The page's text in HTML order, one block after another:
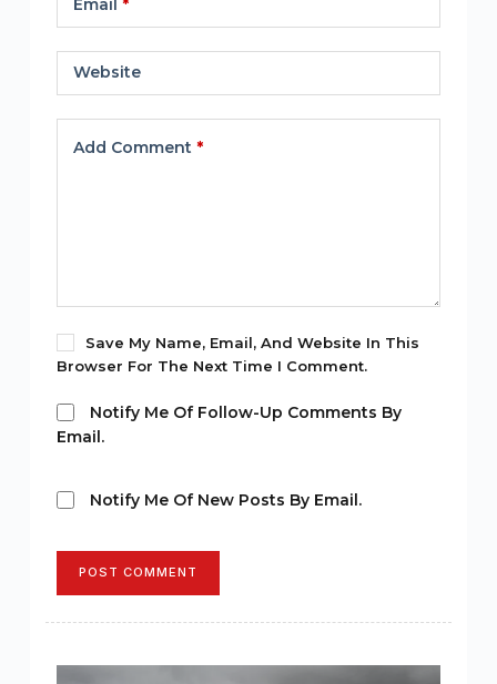
Email *
Website
Add Comment *
Save My Name, Email, And Website In This
Browser For The Next Time I Comment.
Notify Me Of Follow-Up Comments By
Email.
Notify Me Of New Posts By Email.
POST COMMENT